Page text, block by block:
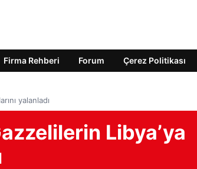
Firma Rehberi Forum Çerez Politikası
yalanladı
Libya’ya